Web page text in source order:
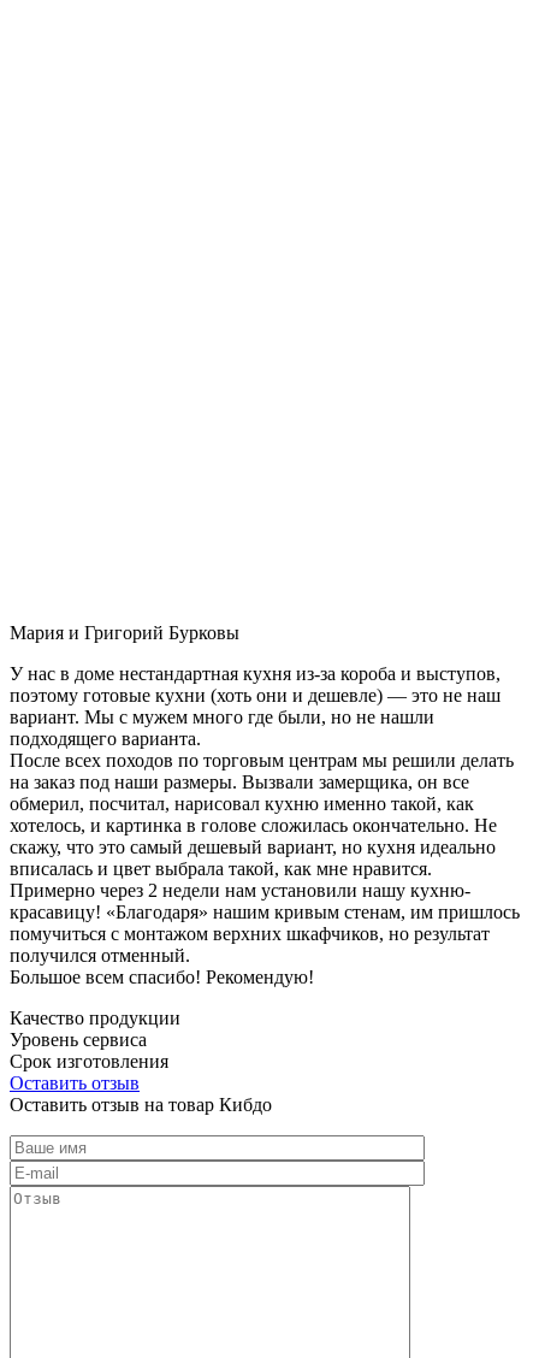
Мария и Григорий Бурковы
У нас в доме нестандартная кухня из-за короба и выступов,
поэтому готовые кухни (хоть они и дешевле) — это не наш
вариант. Мы с мужем много где были, но не нашли
подходящего варианта.
После всех походов по торговым центрам мы решили делать
на заказ под наши размеры. Вызвали замерщика, он все
обмерил, посчитал, нарисовал кухню именно такой, как
хотелось, и картинка в голове сложилась окончательно. Не
скажу, что это самый дешевый вариант, но кухня идеально
вписалась и цвет выбрала такой, как мне нравится.
Примерно через 2 недели нам установили нашу кухню-
красавицу! «Благодаря» нашим кривым стенам, им пришлось
помучиться с монтажом верхних шкафчиков, но результат
получился отменный.
Большое всем спасибо! Рекомендую!
Качество продукции
Уровень сервиса
Срок изготовления
Оставить отзыв
Оставить отзыв на товар Кибдо